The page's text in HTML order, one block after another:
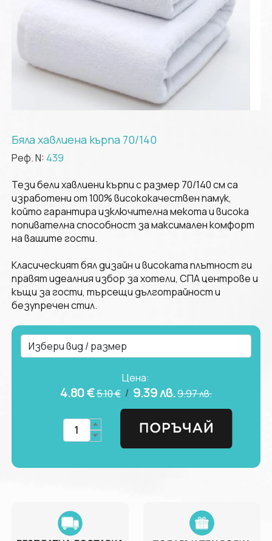
Бяла хавлиена кърпа 70/140
Реф. N: 439
Тези бели хавлиени кърпи с размер 70/140 см са
изработени от 100% висококачествен памук,
който гарантира изключителна мекота и висока
попивателна способност за максимален комфорт
на вашите гости.
Класическият бял дизайн и високата плътност ги
правят идеалния избор за хотели, СПА центрове и
къщи за гости, търсещи дълготрайност и
безупречен стил.
Цена:
4.80 €5.10 € / 9.39лв.9.97лв.